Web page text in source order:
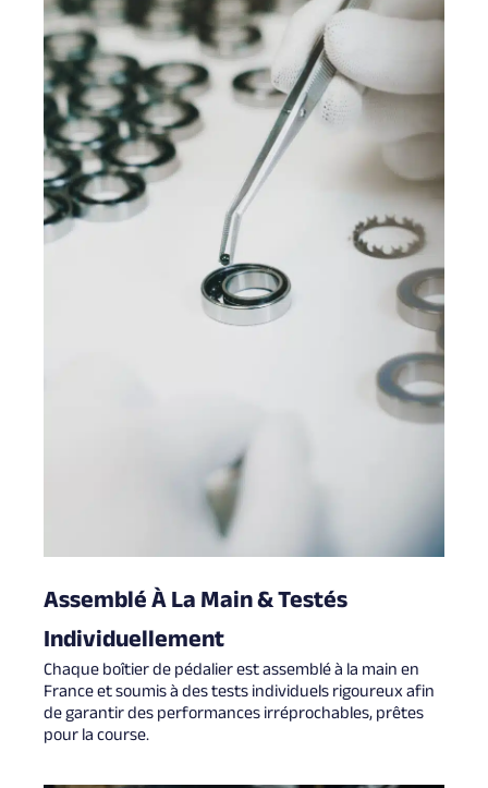
Assemblé À La Main & Testés
Individuellement
Chaque boîtier de pédalier est assemblé à la main en
France et soumis à des tests individuels rigoureux afin
de garantir des performances irréprochables, prêtes
pour la course.